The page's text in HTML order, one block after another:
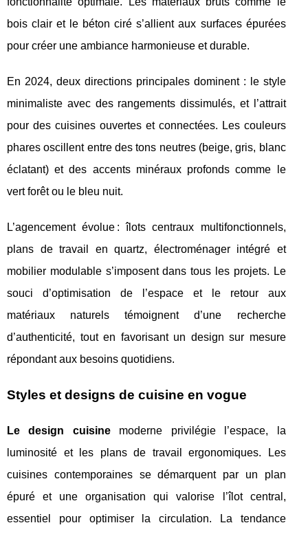
bois clair et le béton ciré s’allient aux surfaces épurées
pour créer une ambiance harmonieuse et durable.
En 2024, deux directions principales dominent : le style
minimaliste avec des rangements dissimulés, et l’attrait
pour des cuisines ouvertes et connectées. Les couleurs
phares oscillent entre des tons neutres (beige, gris, blanc
éclatant) et des accents minéraux profonds comme le
vert forêt ou le bleu nuit.
L’agencement évolue : îlots centraux multifonctionnels,
plans de travail en quartz, électroménager intégré et
mobilier modulable s’imposent dans tous les projets. Le
souci d’optimisation de l’espace et le retour aux
matériaux naturels témoignent d’une recherche
d’authenticité, tout en favorisant un design sur mesure
répondant aux besoins quotidiens.
Styles et designs de cuisine en vogue
Le design cuisinemoderne privilégie l’espace, la
luminosité et les plans de travail ergonomiques. Les
cuisines contemporaines se démarquent par un plan
épuré et une organisation qui valorise l’îlot central,
essentiel pour optimiser la circulation. La tendance